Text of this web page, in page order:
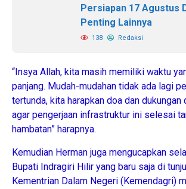
Persiapan 17 Agustus
Penting Lainnya
138 Redaksi
“Insya Allah, kita masih memiliki waktu
panjang. Mudah-mudahan tidak ada lagi
tertunda, kita harapkan doa dan dukungan
agar pengerjaan infrastruktur ini selesai
hambatan” harapnya.
Kemudian Herman juga mengucapkan
Bupati Indragiri Hilir yang baru saja di
Kementrian Dalam Negeri (Kemendagri)